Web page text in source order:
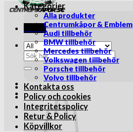
Menu
Sök
efter:
Kategorier
Alla produkter
Centrumkåpor & Emblem
Audi tillbehör
BMW tillbehör
Mercedes tillbehör
Volkswagen tillbehör
Porsche tillbehör
Volvo tillbehör
Kontakta oss
Policy och cookies
Integritetspolicy
Retur & Policy
Köpvillkor